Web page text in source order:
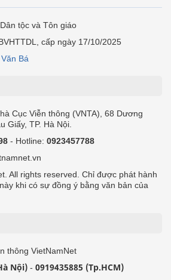
tộc và Tôn giáo
cấp ngày 17/10/2025
Bá
Cục Viễn thông (VNTA), 68 Dương
Giấy, TP. Hà Nội.
- Hotline: 0923457788
All rights reserved. Chỉ được phát hành
khi có sự đồng ý bằng văn bản của
thông VietNamNet
Nội) - 0919435885 (Tp.HCM)